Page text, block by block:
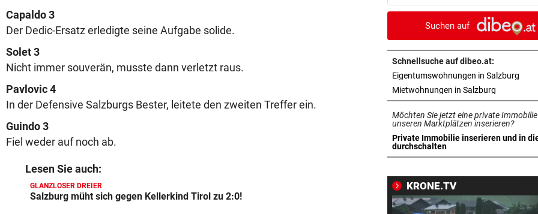
Capaldo 3
Der Dedic-Ersatz erledigte seine Aufgabe solide.
Solet 3
Nicht immer souverän, musste dann verletzt raus.
Pavlovic 4
In der Defensive Salzburgs Bester, leitete den zweiten Treffer ein.
Guindo 3
Fiel weder auf noch ab.
Lesen Sie auch:
GLANZLOSER DREIER
Salzburg müht sich gegen Kellerkind Tirol zu 2:0!
nächtliche Sperre
„IST KEINE ARBEIT“ vor
Kanzler empört mit Sager
Kinderbetreuung
EIN VERLETZTER
Auto überschlug sich bei
auf Landesstraße
DER MORGEN DANACH
massive Schäden an
LANGER EUROPACUPABEND vor 7
Suchen auf
Schnellsuche auf dibeo.at:
Eigentumswohnungen in Salzburg
Mietwohnungen in Salzburg
Möchten Sie jetzt eine private
unseren Marktplätzen inserieren?
Private Immobilie inserieren und in
durchschalten
in neuem Tab öffnen
KRONE.TV